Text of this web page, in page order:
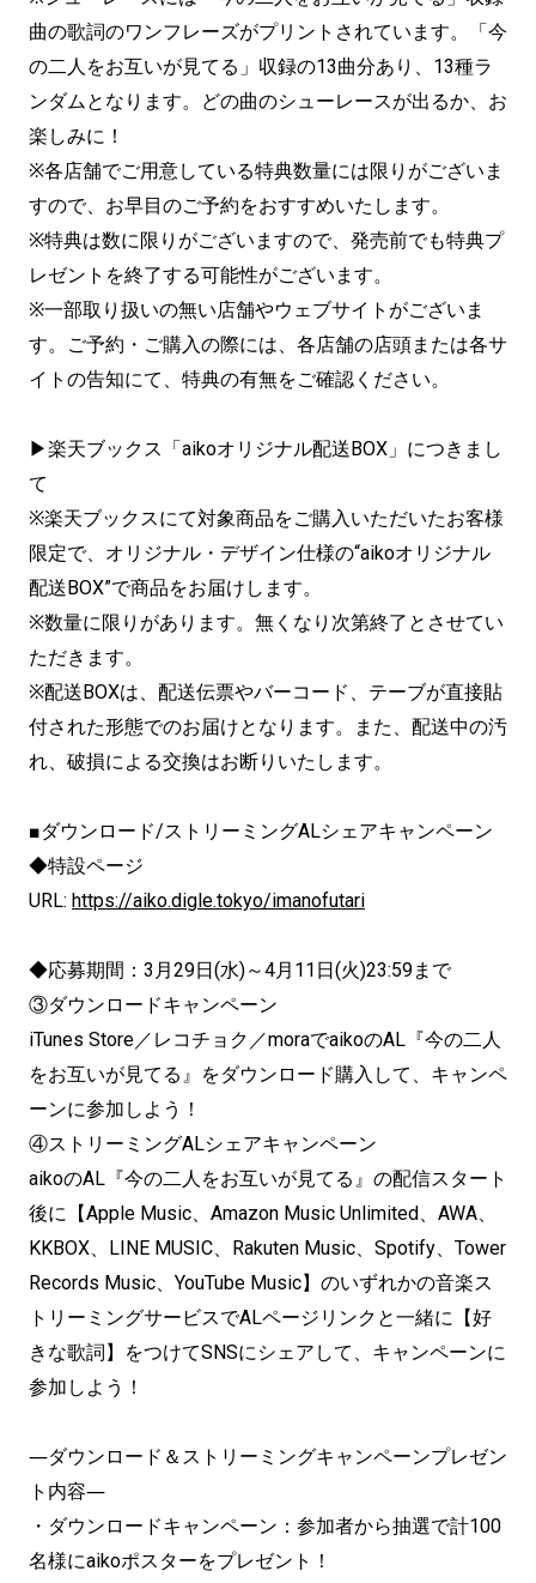
曲の歌詞のワンフレーズがプリントされています。「今
の二人をお互いが見てる」収録の13曲分あり、13種ラ
ンダムとなります。どの曲のシューレースが出るか、お
楽しみに！
※各店舗でご用意している特典数量には限りがございま
すので、お早目のご予約をおすすめいたします。
※特典は数に限りがございますので、発売前でも特典プ
レゼントを終了する可能性がございます。
※一部取り扱いの無い店舗やウェブサイトがございま
す。ご予約・ご購入の際には、各店舗の店頭または各サ
イトの告知にて、特典の有無をご確認ください。
▶楽天ブックス「aikoオリジナル配送BOX」につきまし
て
※楽天ブックスにて対象商品をご購入いただいたお客様
限定で、オリジナル・デザイン仕様の“aikoオリジナル
配送BOX”で商品をお届けします。
※数量に限りがあります。無くなり次第終了とさせてい
ただきます。
※配送BOXは、配送伝票やバーコード、テーブが直接貼
付された形態でのお届けとなります。また、配送中の汚
れ、破損による交換はお断りいたします。
■ダウンロード/ストリーミングALシェアキャンペーン
◆特設ページ
URL: https://aiko.digle.tokyo/imanofutari
◆応募期間：3月29日(水)～4月11日(火)23:59まで
③ダウンロードキャンペーン
iTunes Store／レコチョク／moraでaikoのAL『今の二人
をお互いが見てる』をダウンロード購入して、 キャンペ
ーンに参加しよう！
④ストリーミングALシェアキャンペーン
aikoのAL『今の二人をお互いが見てる』 の配信スタート
後に【Apple Music、Amazon Music Unlimited、AWA、
KKBOX、LINE MUSIC、Rakuten Music、Spotify、Tower
Records Music、YouTube Music】 のいずれかの音楽ス
トリーミングサービスでALページリンクと一緒に【好
きな歌詞】をつけてSNSにシェアして、 キャンペーンに
参加しよう！
―ダウンロード＆ストリーミングキャンペーンプレゼン
ト内容―
・ダウンロードキャンペーン： 参加者から抽選で計100
名様にaikoポスターをプレゼント！